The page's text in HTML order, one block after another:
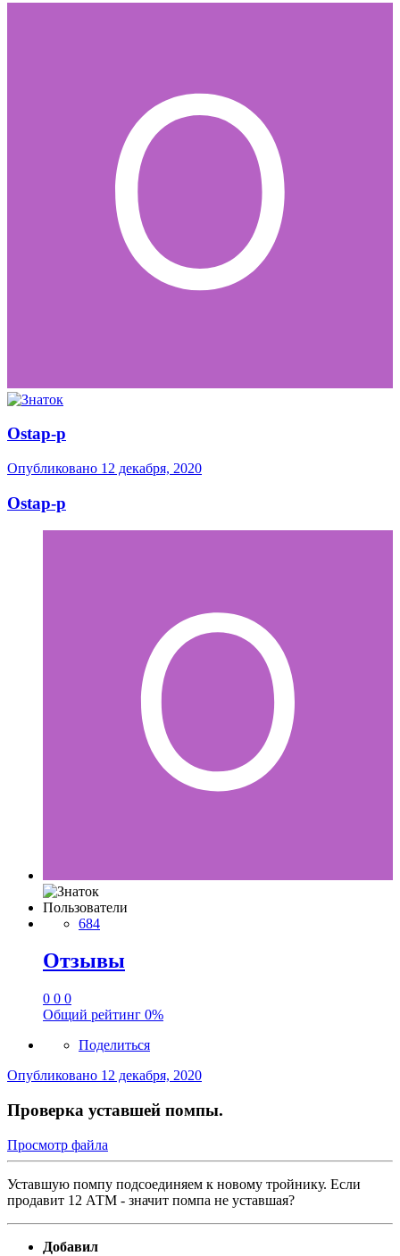
Ostap-p
Опубликовано 12 декабря, 2020
Ostap-p
Пользователи
684
Отзывы
0 0 0
Общий рейтинг 0%
Поделиться
Опубликовано 12 декабря, 2020
Проверка уставшей помпы.
Просмотр файла
Уставшую помпу подсоединяем к новому тройнику. Если
продавит 12 АТМ - значит помпа не уставшая?
Добавил